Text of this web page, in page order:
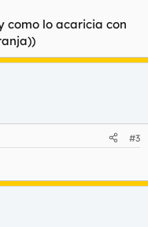
como lo acaricia con
#3